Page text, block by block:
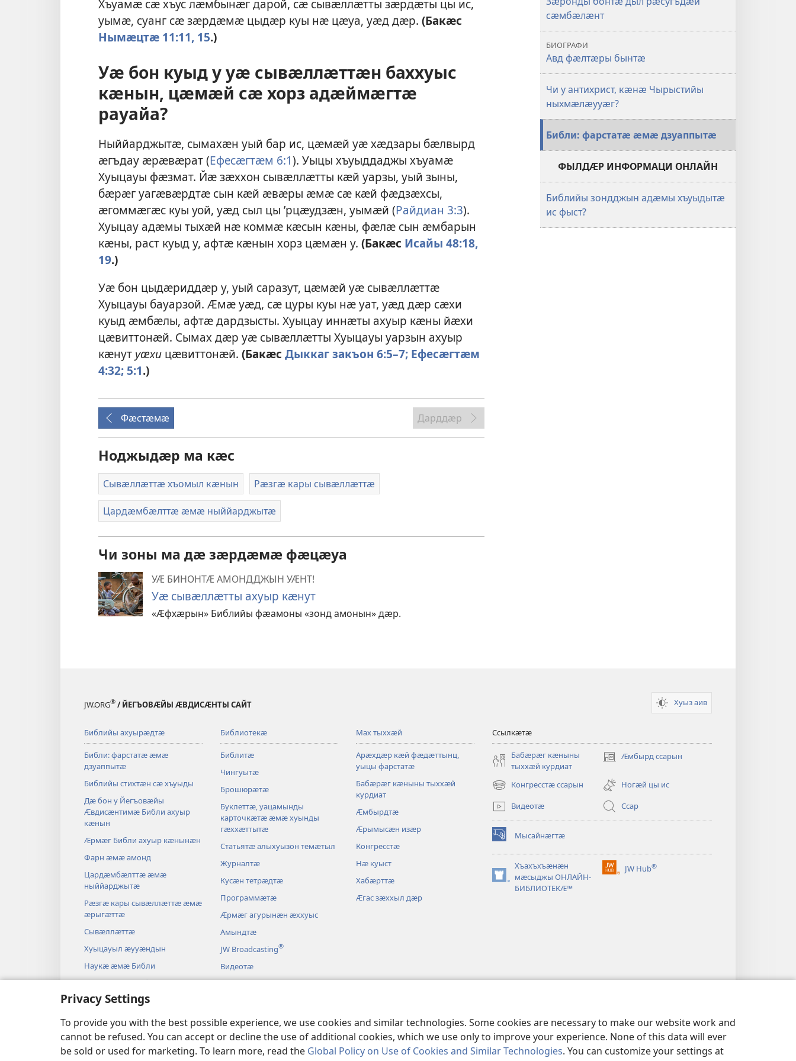
Privacy Settings
To provide you with the best possible experience, we use cookies and similar technologies. Some cookies are necessary to make our website work and
cannot be refused. You can accept or decline the use of additional cookies, which we use only to improve your experience. None of this data will ever
be sold or used for marketing. To learn more, read the Global Policy on Use of Cookies and Similar Technologies. You can customize your settings at
Хъуамӕ сӕ хъус лӕмбынӕг дарой, сӕ сывӕллӕтты зӕрдӕты цы ис,
уымӕ, суанг сӕ зӕрдӕмӕ цыдӕр куы нӕ цӕуа, уӕд дӕр. (Бакӕс
Нымӕцтӕ 11:11, 15.)
Уӕ бон куыд у уӕ сывӕллӕттӕн баххуыс
кӕнын, цӕмӕй сӕ хорз адӕймӕгтӕ
рауайа?
Ныййарджытӕ, сымахӕн уый бар ис, цӕмӕй уӕ хӕдзары бӕлвырд
ӕгъдау ӕрӕвӕрат (Ефесӕгтӕм 6:1). Уыцы хъуыддаджы хъуамӕ
Хуыцауы фӕзмат. Йӕ зӕххон сывӕллӕтты кӕй уарзы, уый зыны,
бӕрӕг уагӕвӕрдтӕ сын кӕй ӕвӕры ӕмӕ сӕ кӕй фӕдзӕхсы,
ӕгоммӕгӕс куы уой, уӕд сыл цы ’рцӕудзӕн, уымӕй (Райдиан 3:3).
Хуыцау адӕмы тыхӕй нӕ коммӕ кӕсын кӕны, фӕлӕ сын ӕмбарын
кӕны, раст куыд у, афтӕ кӕнын хорз цӕмӕн у. (Бакӕс Исайы 48:18,
19.)
Уӕ бон цыдӕриддӕр у, уый саразут, цӕмӕй уӕ сывӕллӕттӕ
Хуыцауы бауарзой. Ӕмӕ уӕд, сӕ цуры куы нӕ уат, уӕд дӕр сӕхи
куыд ӕмбӕлы, афтӕ дардзысты. Хуыцау иннӕты ахуыр кӕны йӕхи
цӕвиттонӕй. Сымах дӕр уӕ сывӕллӕтты Хуыцауы уарзын ахуыр
кӕнут уӕхи цӕвиттонӕй. (Бакӕс Дыккаг закъон 6:5–7; Ефесӕгтӕм
4:32; 5:1.)
Фӕстӕмӕ Дарддӕр
Ноджыдӕр ма кӕс
Сывӕллӕттӕ хъомыл кӕнын Рӕзгӕ кары сывӕллӕттӕ
Цардӕмбӕлттӕ ӕмӕ ныййарджытӕ
Чи зоны ма дӕ зӕрдӕмӕ фӕцӕуа
УӔ БИНОНТӔ АМОНДДЖЫН УӔНТ!
Уӕ сывӕллӕтты ахуыр кӕнут
«Ӕфхӕрын» Библийы фӕамоны «зонд амонын» дӕр.
сӕмбӕлӕнт
БИОГРАФИ
Авд фӕлтӕры бынтӕ
Чи у антихрист, кӕнӕ Чырыстийы
ныхмӕлӕууӕг?
Библи: фарстатӕ ӕмӕ дзуаппытӕ
ФЫЛДӔР ИНФОРМАЦИ ОНЛАЙН
Библийы зондджын адӕмы хъуыдытӕ
ис фыст?
JW.ORG® / ЙЕГЪОВӔЙЫ ӔВДИСӔНТЫ САЙТ Хуыз аив
Библийы ахуырӕдтӕ
Библи: фарстатӕ ӕмӕ
дзуаппытӕ
Библийы стихтӕн сӕ хъуыды
Дӕ бон у Йегъовӕйы
Ӕвдисӕнтимӕ Библи ахуыр
кӕнын
Ӕрмӕг Библи ахуыр кӕнынӕн
Фарн ӕмӕ амонд
Цардӕмбӕлттӕ ӕмӕ
ныййарджытӕ
Рӕзгӕ кары сывӕллӕттӕ ӕмӕ
ӕрыгӕттӕ
Сывӕллӕттӕ
Хуыцауыл ӕууӕндын
Наукӕ ӕмӕ Библи
Истори ӕмӕ Библи
Библиотекӕ
Библитӕ
Чингуытӕ
Брошюрӕтӕ
Буклеттӕ, уацамынды
карточкӕтӕ ӕмӕ хуынды
гӕххӕттытӕ
Статьятӕ алыхуызон темӕтыл
Журналтӕ
Кусӕн тетрӕдтӕ
Программӕтӕ
Ӕрмӕг агурынӕн ӕххуыс
Амындтӕ
JW Broadcasting®
Видеотӕ
Музыкӕ
Аудиодрамӕтӕ
Мах тыххӕй
Арӕхдӕр кӕй фӕдӕттынц,
уыцы фарстатӕ
Бабӕрӕг кӕныны тыххӕй
курдиат
Ӕмбырдтӕ
Ӕрымысӕн изӕр
Конгресстӕ
Нӕ куыст
Хабӕрттӕ
Ӕгас зӕххыл дӕр
Ссылкӕтӕ
Бабӕрӕг кӕныны
тыххӕй курдиат
Ӕмбырд ссарын
(opens
window)
Конгресстӕ ссарын
(opens
new
window)
Ногӕй цы ис
Видеотӕ
Ссар
Мысайнӕгтӕ
(opens
new
window)Хъахъхъӕнӕн
мӕсыджы ОНЛАЙН-
БИБЛИОТЕКӔ™
(opens
JW Hub®
(opens